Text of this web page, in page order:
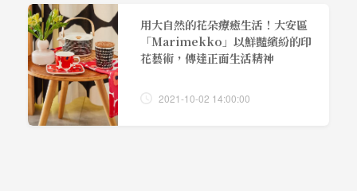
用大自然的花朵療癒生活！大安區
「Marimekko」以鮮豔繽紛的印
花藝術，傳達正面生活精神
2021-10-02 14:00:00